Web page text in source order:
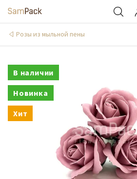
Розы из мыльной пены
В наличии
Новинка
Хит